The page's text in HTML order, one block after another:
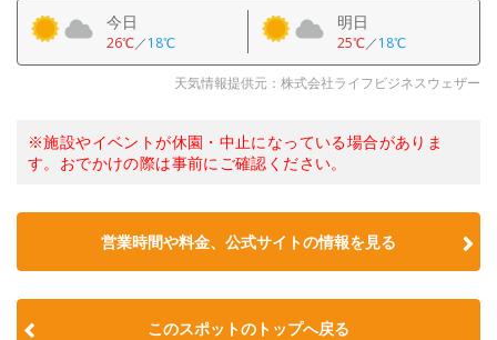
今日
26℃／18℃
明日
25℃／18℃
天気情報提供元：株式会社ライフビジネスウェザー
※施設やイベントが休園・中止になっている場合がありま
す。おでかけの際は事前にご確認ください。
営業時間や料金、公式サイトの情報を見る
このスポットのトップへ戻る